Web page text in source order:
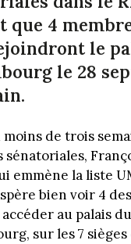
que 4
le
le 28
moins de trois
sénatoriales,
emmène la liste
bien voir 4
au palais du
sur les 7